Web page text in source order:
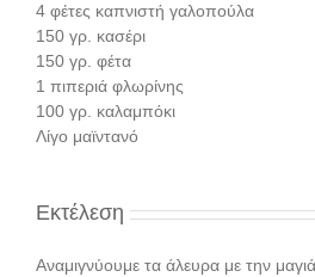
4 φέτες καπνιστή γαλοπούλα
150 γρ. κασέρι
150 γρ. φέτα
1 πιπεριά φλωρίνης
100 γρ. καλαμπόκι
Λίγο μαϊντανό
Εκτέλεση
Αναμιγνύουμε τα άλευρα με την